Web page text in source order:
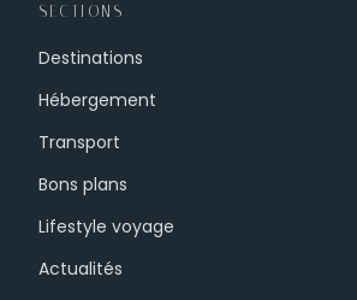
SECTIONS
Destinations
Hébergement
Transport
Bons plans
Lifestyle voyage
Actualités